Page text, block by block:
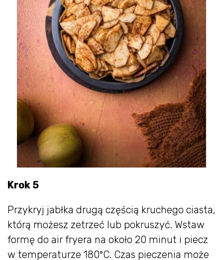
Krok 5
Przykryj jabłka drugą częścią kruchego ciasta,
którą możesz zetrzeć lub pokruszyć. Wstaw
formę do air fryera na około 20 minut i piecz
w temperaturze 180°C. Czas pieczenia może